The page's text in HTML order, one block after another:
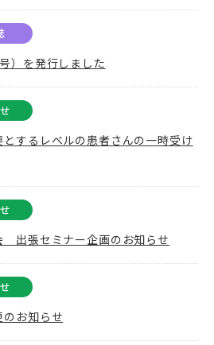
）を発行しました
するレベルの患者さんの一時受け
出張セミナー企画のお知らせ
お知らせ